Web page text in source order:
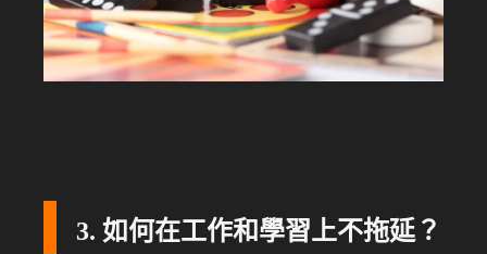
3. 如何在工作和學習上不拖延？